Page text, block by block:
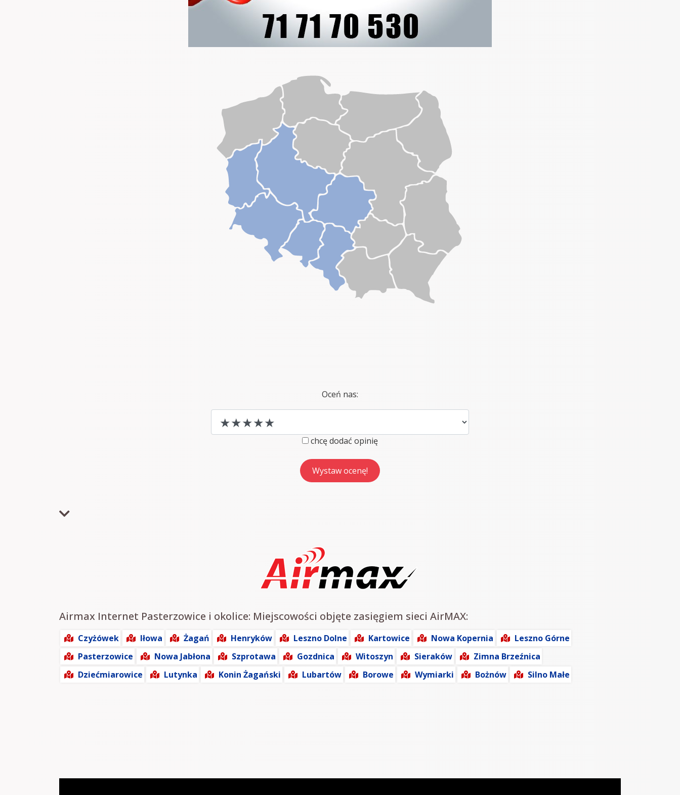
Oceń nas:
chcę dodać opinię
Airmax Internet Pasterzowice i okolice: Miejscowości objęte zasięgiem sieci AirMAX:
Czyżówek Iłowa Żagań Henryków Leszno Dolne Kartowice Nowa Kopernia
Leszno Górne
Pasterzowice
Nowa Jabłona Szprotawa Gozdnica Witoszyn Sieraków
Zimna Brzeźnica
Dziećmiarowice
Lutynka Konin Żagański Lubartów Borowe Wymiarki Bożnów Silno Małe